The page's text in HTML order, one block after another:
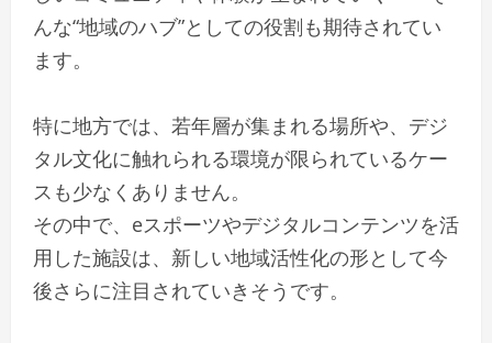
んな“地域のハブ”としての役割も期待されてい
ます。
特に地方では、若年層が集まれる場所や、デジ
タル文化に触れられる環境が限られているケー
スも少なくありません。
その中で、eスポーツやデジタルコンテンツを活
用した施設は、新しい地域活性化の形として今
後さらに注目されていきそうです。